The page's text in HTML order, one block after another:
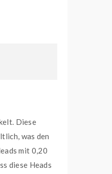
Diese
was den
mit 0,20
diese Heads